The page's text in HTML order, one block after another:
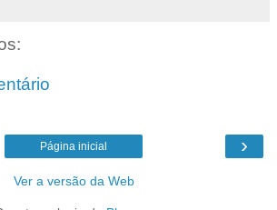
›
Página inicial
Ver a versão da Web